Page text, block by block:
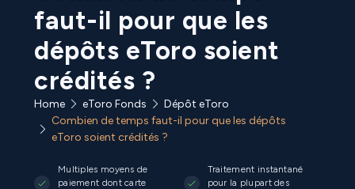
faut-il pour que les
dépôts eToro soient
crédités ?
Home eToro Fonds
Dépôt eToro
Combien de temps faut-il pour que les dépôts
eToro soient crédités ?
Multiples moyens de
paiement dont carte
Traitement instantané
pour la plupart des